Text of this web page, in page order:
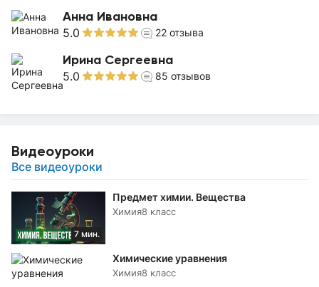
Анна Ивановна
5.0 22 отзыва
Ирина Сергеевна
5.0 85 отзывов
Видеоуроки
Все видеоуроки
7 мин.
Предмет химии. Вещества
Химия8 класс
Химические уравнения
Химия8 класс